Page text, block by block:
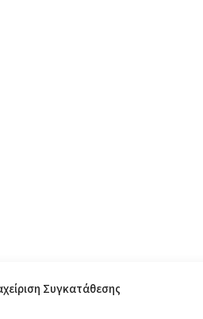
Συγκατάθεσης